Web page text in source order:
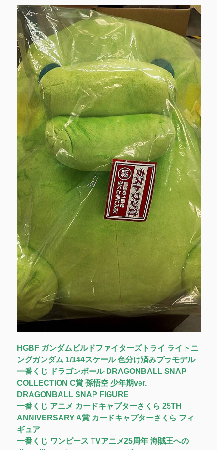
HGBF ガンダムビルドファイターズトライ ライトニ
ングガンダム 1/144スケール 色分け済みプラモデル
一番くじ ドラゴンボール DRAGONBALL SNAP
COLLECTION C賞 孫悟空 少年期ver.
DRAGONBALL SNAP FIGURE
一番くじ アニメ カードキャプターさくら 25TH
ANNIVERSARY A賞 カードキャプターさくら フィ
ギュア
一番くじ ワンピース TVアニメ25周年 海賊王への